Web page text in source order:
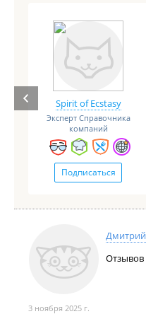
Spirit of Ecstasy
Эксперт Справочника
компаний
Подписаться
Дмитрий
Отзывов
3 ноября 2025 г.